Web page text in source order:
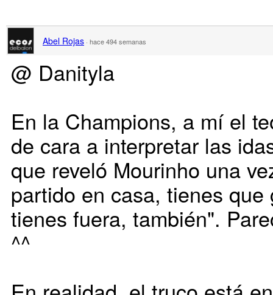
Abel Rojas · hace 494 semanas
@ Danityla
En la Champions, a mí el
de cara a interpretar las
que reveló Mourinho una
partido en casa, tienes
tienes fuera, también".
^^